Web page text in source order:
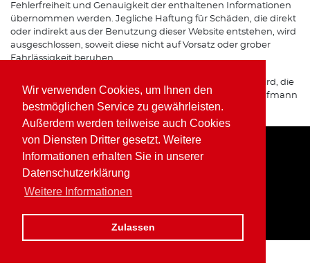
Wir verwenden Cookies, um Ihnen den
bestmöglichen Service zu gewährleisten.
Außerdem werden teilweise auch Cookies
von Diensten Dritter gesetzt. Weitere
Informationen erhalten Sie in unserer
Datenschutzerklärung
Weitere Informationen
Zulassen
Fehlerfreiheit und Genauigkeit der enthaltenen Informationen
übernommen werden. Jegliche Haftung für Schäden, die direkt
oder indirekt aus der Benutzung dieser Website entstehen, wird
ausgeschlossen, soweit diese nicht auf Vorsatz oder grober
Fahrlässigkeit beruhen.
Sofern von dieser Website auf Internetseiten verwiesen wird, die
von Dritten betrieben werden, übernimmt Wolfgang Kaufmann
keine Verantwortung für deren Inhalte.
Home Impressum Datenschutz